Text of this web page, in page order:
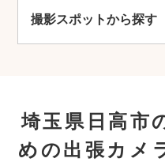
撮影スポットから探す
埼玉県日高市
めの出張カメ